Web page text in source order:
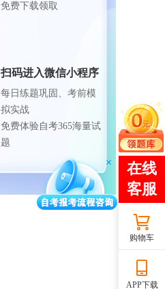
免费下载领取
扫码进入微信小程序
每日练题巩固、考前模
拟实战
免费体验自考365海量试
题
购物车
APP下载